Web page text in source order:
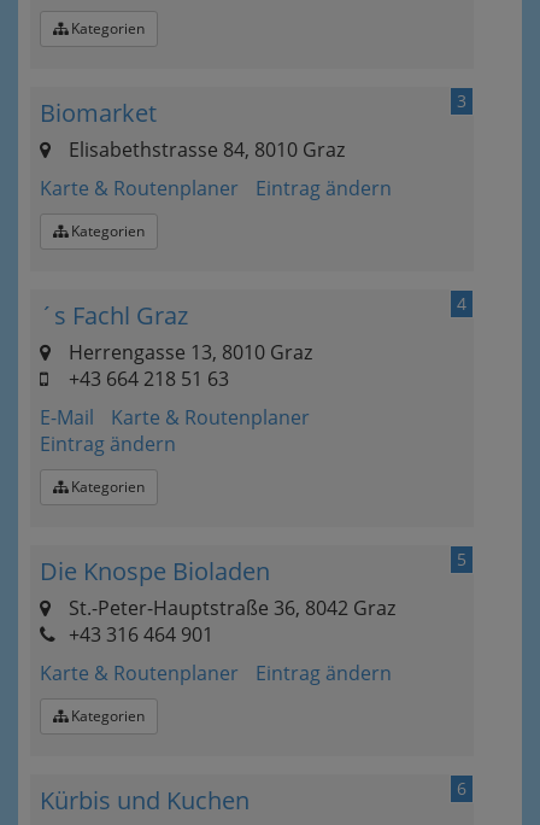
Kategorien
3
Biomarket
Elisabethstrasse 84, 8010 Graz
Karte & Routenplaner
Eintrag ändern
Kategorien
4
´s Fachl Graz
Herrengasse 13, 8010 Graz
+43 664 218 51 63
E-Mail
Karte & Routenplaner
Eintrag ändern
Kategorien
5
Die Knospe Bioladen
St.-Peter-Hauptstraße 36, 8042 Graz
+43 316 464 901
Karte & Routenplaner
Eintrag ändern
Kategorien
6
Kürbis und Kuchen